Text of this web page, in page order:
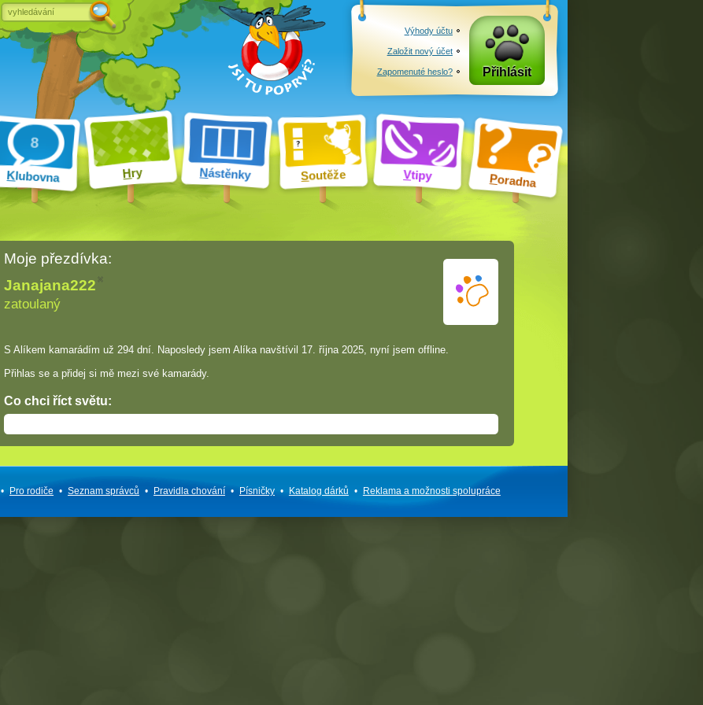
Klubovna Hry Nástěnky Soutěže Vtipy Poradna
Výhody účtu
Založit nový účet
Zapomenuté heslo? Přihlásit
Moje přezdívka:
Janajana222
zatoulaný
S Alíkem kamarádím už 294 dní . Naposledy jsem Alíka navštívil 17. října 2025, nyní jsem offline.
Přihlas se a přidej si mě mezi své kamarády.
Co chci říct světu:
• Pro rodiče • Seznam správců • Pravidla chování • Písničky • Katalog dárků • Reklama a možnosti spolupráce